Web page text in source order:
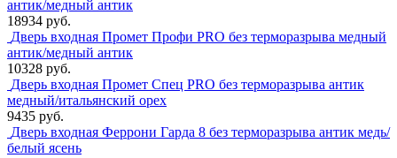
антик/медный антик
18934 руб.
Дверь входная Промет Профи PRO без терморазрыва медный
антик/медный антик
10328 руб.
Дверь входная Промет Спец PRO без терморазрыва антик
медный/итальянский орех
9435 руб.
Дверь входная Феррони Гарда 8 без терморазрыва антик медь/
белый ясень